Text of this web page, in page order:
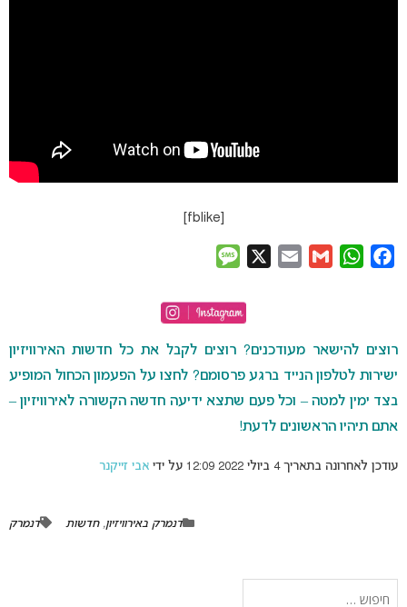
Facebook
WhatsApp
Gmail
Email
רוצים להישאר מעודכנים? רוצים לקבל את כל חדשות האירוויזיון
ישירות לטלפון הנייד ברגע פרסומם? לחצו על הפעמון הכחול המופיע
בצד ימין למטה – וכל פעם שתצא ידיעה חדשה הקשורה לאירוויזיון –
אתם תיהיו הראשונים לדעת!
עודכן לאחרונה בתאריך 4 ביולי 2022 12:09 על ידי אבי זייקנר
דנמרק באירוויזיון,חדשות דנמרק